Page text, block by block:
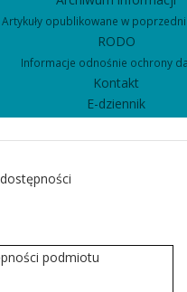
Artykuły opublikowane w
RODO
Informacje odnośnie ochrony
Kontakt
E-dziennik
podmiotu